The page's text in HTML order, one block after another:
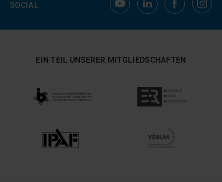
SOCIAL
EIN TEIL UNSERER MITGLIEDSCHAFTEN